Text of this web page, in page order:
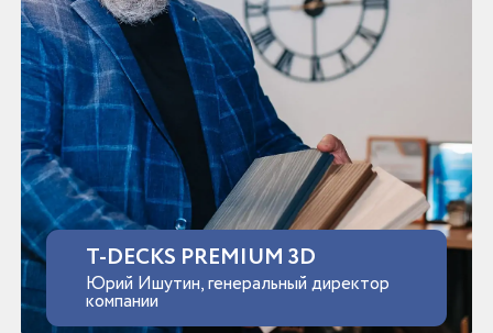
T-DECKS PREMIUM 3D
Юрий Ишутин, генеральный директор
компании